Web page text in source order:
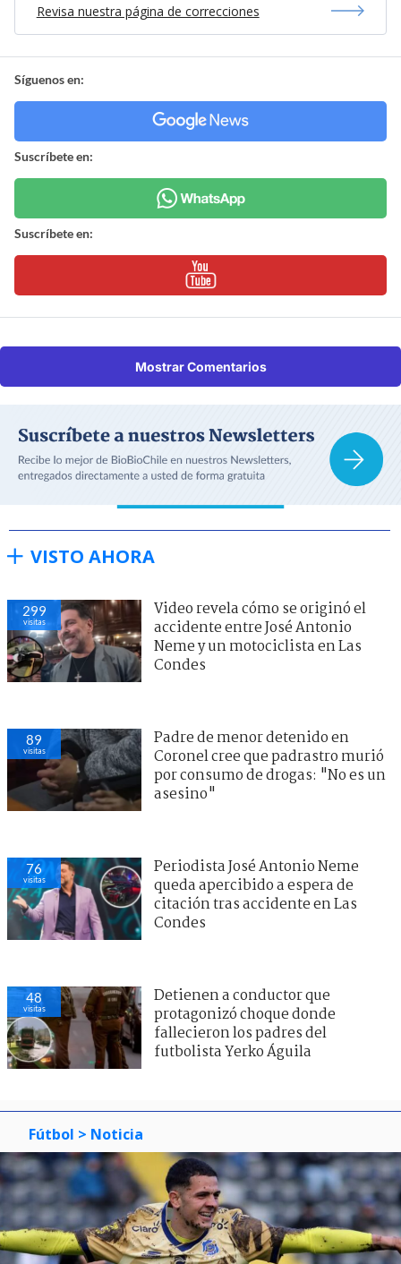
Revisa nuestra página de correcciones
Síguenos en:
Suscríbete en:
Suscríbete en:
Mostrar Comentarios
VISTO AHORA
299
visitas
Video revela cómo se originó el
accidente entre José Antonio
Neme y un motociclista en Las
Condes
89
visitas
Padre de menor detenido en
Coronel cree que padrastro murió
por consumo de drogas: "No es un
asesino"
76
visitas
Periodista José Antonio Neme
queda apercibido a espera de
citación tras accidente en Las
Condes
48
visitas
Detienen a conductor que
protagonizó choque donde
fallecieron los padres del
futbolista Yerko Águila
Fútbol > Noticia